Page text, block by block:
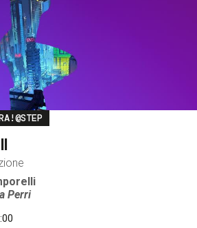
Perri